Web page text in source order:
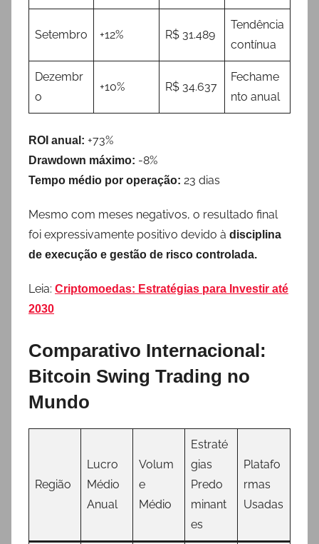
Setembro +12% R$ 31.489
Tendência
contínua
Dezembr
o
+10% R$ 34.637
Fechame
nto anual
ROI anual: +73%
Drawdown máximo: -8%
Tempo médio por operação: 23 dias
Mesmo com meses negativos, o resultado final
foi expressivamente positivo devido à disciplina
de execução e gestão de risco controlada.
Leia: Criptomoedas: Estratégias para Investir até
2030
Comparativo Internacional:
Bitcoin Swing Trading no
Mundo
Região
Lucro
Médio
Anual
Volum
e
Médio
Estraté
gias
Predo
minant
es
Platafo
rmas
Usadas